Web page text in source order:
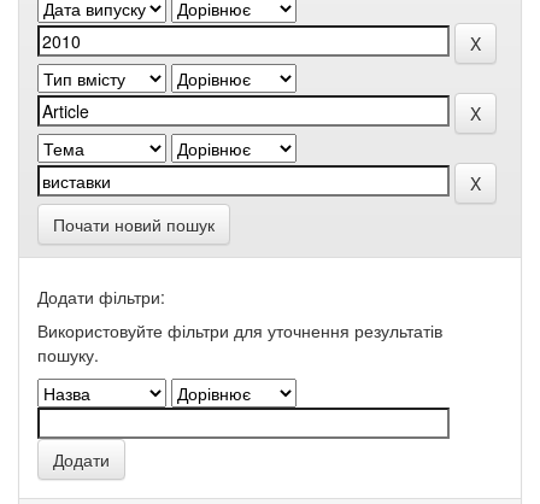
Почати новий пошук
Додати фільтри:
Використовуйте фільтри для уточнення результатів
пошуку.